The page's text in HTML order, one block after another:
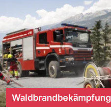
Waldbrandbekämpfung